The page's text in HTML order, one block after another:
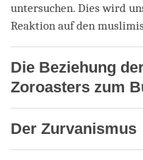
untersuchen. Dies wird
Reaktion auf den
Die Beziehung
Zoroasters zum
Der Zurvanismus